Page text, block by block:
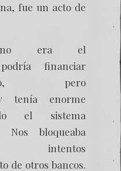
fue un acto de
no era el
financiar
pero
tenía enorme
el sistema
bloqueaba
de otros bancos.